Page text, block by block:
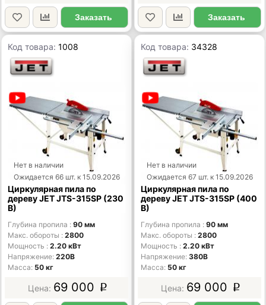
Заказать Заказать
Код товара:1008
Нет в наличии
Ожидается 66 шт. к 15.09.2026
Циркулярная пила по
дереву JET JTS-315SP (230
В)
Глубина пропила
90 мм
Макс. обороты
2800
Мощность
2.20 кВт
Напряжение 220В
Масса 50 кг
69 000 p
Код товара: 34328
Нет в наличии
Ожидается 67 шт. к 15.09.2026
Циркулярная пила по
дереву JET JTS-315SP (400
В)
Глубина пропила
90 мм
Макс. обороты
2800
Мощность
2.20 кВт
Напряжение 380В
Масса 50 кг
69 000 p